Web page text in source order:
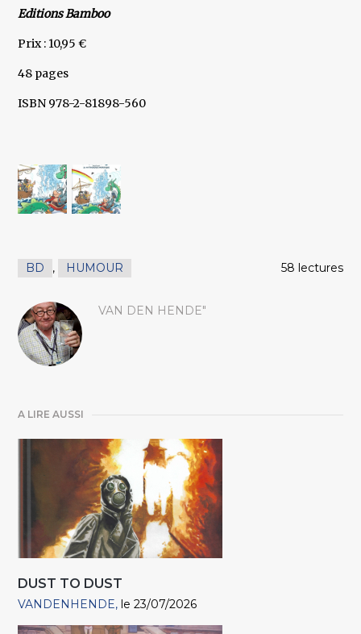
Editions Bamboo
Prix : 10,95 €
48 pages
ISBN 978-2-81898-560
BD , HUMOUR 58 lectures
VAN DEN HENDE"
A LIRE AUSSI
DUST TO DUST
VANDENHENDE le 23/07/2026